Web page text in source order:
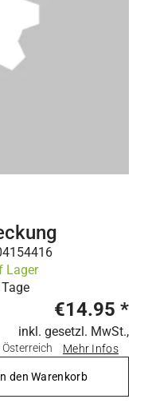
Lager
€14.95 *
inkl. gesetzl. MwSt.,
Mehr Infos
den Warenkorb